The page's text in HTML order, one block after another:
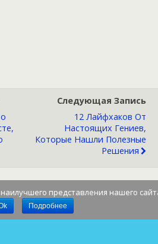
Следующая Запись
12 Лайфхаков От
Настоящих Гениев,
Которые Нашли Полезные
Решения
представления нашего
Подробнее
Наверх